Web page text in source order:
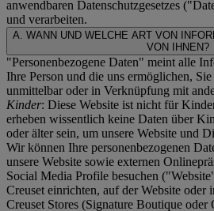
anwendbaren Datenschutzgesetzes ("
und verarbeiten.
A. WANN UND WELCHE ART VON
VON IHNEN?
"Personenbezogene Daten" meint alle
Ihre Person und die uns ermöglichen,
unmittelbar oder in Verknüpfung mit
Kinder: Diese Website ist nicht für
erheben wissentlich keine Daten über
oder älter sein, um unsere Website und
Wir können Ihre personenbezogenen
unsere Website sowie externen
Social Media Profile besuchen ("Website
Creuset einrichten, auf der Website oder
Creuset Stores (Signature Boutique oder